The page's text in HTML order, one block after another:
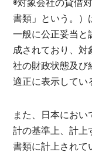
◉対象会社の貸借
書類」という。）
一般に公正妥当と
成されており、対
社の財政状態及び
適正に表示してい
また、日本にお
計の基準上、計上
書類に計上されて